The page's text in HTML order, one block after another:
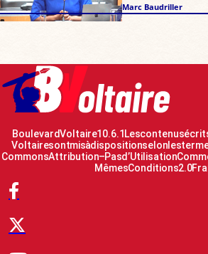
Marc Baudriller
Boulevard Voltaire 10.6.1 Les contenus
Voltaire sont mis à disposition selon les
Commons Attribution – Pas d’Utilisation
Mêmes Conditions 2.0